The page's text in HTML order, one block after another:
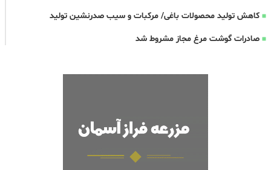
کاهش تولید محصولات باغی/ مرکبات و سیب صدرنشین تولید
صادرات گوشت مرغ مجاز مشروط شد